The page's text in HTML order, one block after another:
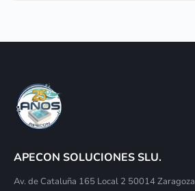
APECON SOLUCIONES SLU.
Av. de Cataluña 165 Local 2 50014 Zaragoza